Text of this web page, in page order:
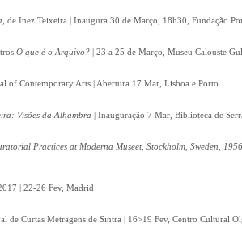
, de Inez Teixeira | Inaugura 30 de Março, 18h30, Fundação
O que é o Arquivo? | 23 a 25 de Março, Museu Calouste
of Contemporary Arts | Abertura 17 Mar, Lisboa e Porto
Visões da Alhambra | Inauguração 7 Mar, Biblioteca de
Practices at Moderna Museet, Stockholm, Sweden,
| 22-26 Fev, Madrid
de Curtas Metragens de Sintra | 16>19 Fev, Centro Cultural